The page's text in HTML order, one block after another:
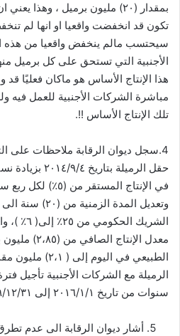
تكون قد انخفضت واقعيا او انها لم
سيحتسب مالم ينخفض واقعيا من هذه
هذا الإنتاج الأساس هو ماكان فعليًا
مباشرة الشركات الأجنبية للعمل فيه
تلك الإنتاج الأساس !!.
4.سجل ديوان الرقابة ملاحظات على
حقل الرميلة
في الإنتاج المستقر من (٥٪؜) لكل ربع سنة إلى (٧،٥٪؜) .
الشريك
معدل الإنتاج
الطبيعي في
الرميلة مع الشركات الأجنبية تأجيل
سنوات من تاريخ ٢٠١٦/١/١ إلى ٢٠١٩/١٢/٣١
أشار ديوان الرقابة الى عدم